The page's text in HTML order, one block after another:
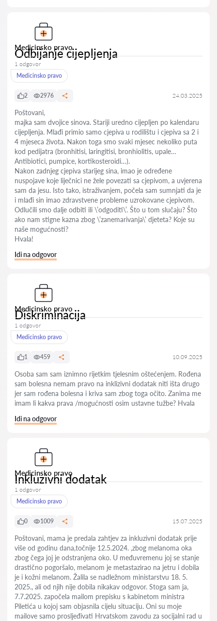
Medicinsko pravo
Odbijanje cijepljenja
1 odgovor
Medicinsko pravo
2 2976 24.03.2025
Poštovani,
majka sam dvojice sinova. Stariji uredno cijepljen po kalendaru
cijepljenja. Mlađi primio samo cjepiva u rodilištu i cjepiva sa 2 i
4 mjeseca života. Nakon toga smo svaki mjesec nekoliko puta
kod pedijatra (bronhitisi, laringitisi, bronhiolitis, upale…
Antibiotici, pumpice, kortikosteroidi…).
Nakon zadnjeg cjepiva starijeg sina, imao je određene
nuspojave koje liječnici ne žele povezati sa cjepivom, a uvjerena
sam da jesu. Isto tako, istraživanjem, počela sam sumnjati da je
i mlađi sin imao zdravstvene probleme uzrokovane cjepivom.
Odlučili smo dalje odbiti ili \’odgoditi\’. Što u tom slučaju? Što
ako nam stigne kazna zbog \’zanemarivanja\’ djeteta? Koje su
naše mogućnosti?
Hvala!
Idi na odgovor
Medicinsko pravo
Diskriminacija
1 odgovor
Medicinsko pravo
1 459 10.09.2025
Osoba sam sam iznimno rijetkim tjelesnim oštećenjem. Rođena
sam bolesna nemam pravo na inklizivni dodatak niti išta drugo
jer sam rođena bolesna i kriva sam zbog toga očito. Zanima me
imam li kakva prava /mogućnosti osim ustavne tužbe? Hvala
Idi na odgovor
Medicinsko pravo
Inkluzivni dodatak
1 odgovor
Medicinsko pravo
0 1009 15.07.2025
Poštovani, mama je predala zahtjev za inkluzivni dodatak prije
više od godinu dana,točnije 12.5.2024. ,zbog melanoma oka
zbog čega joj je odstranjena oko. U međuvremenu joj se stanje
drastično pogoršalo, melanom je metastazirao na jetru i dobila
je i kožni melanom. Žalila se nadležnom ministarstvu 18. 5.
2025., ali od njih nije dobila nikakav odgovor. Stoga sam ja,
7.7.2025. započela mailom prepisku s kabinetom ministra
Piletića u kojoj sam objasnila cijelu situaciju. Oni su moje
mailove samo prosljeđivati Hrvatskom zavodu za socijalni rad u